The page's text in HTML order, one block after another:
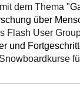
dem Thema
über
Flash User
und